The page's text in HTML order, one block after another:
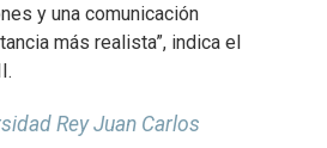
y una comunicación
más realista”, indica el
Rey Juan Carlos